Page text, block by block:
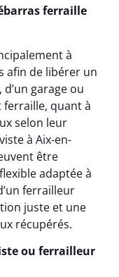
ferraille
à
afin de libérer un
d’un garage ou
ferraille, quant à
selon leur
à Aix-en-
être
adaptée à
ferrailleur
juste et une
récupérés.
ou ferrailleur